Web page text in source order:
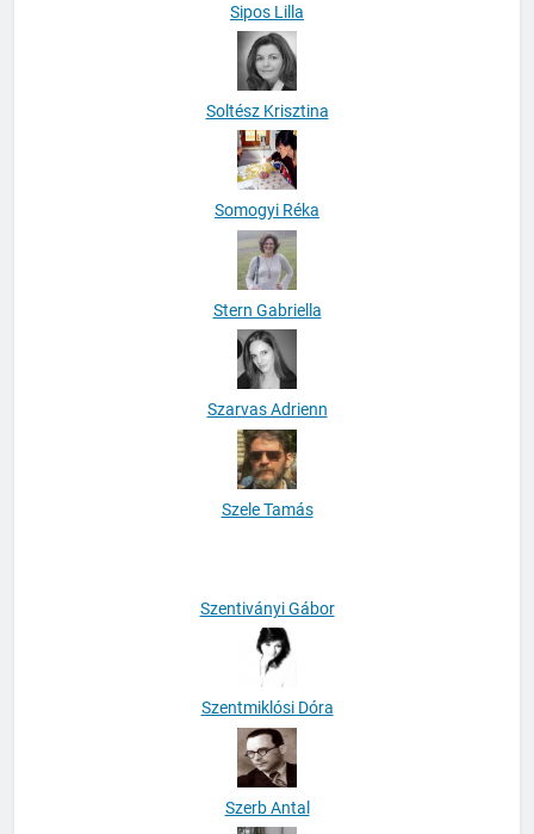
Sipos Lilla
Soltész Krisztina
Somogyi Réka
Stern Gabriella
Szarvas Adrienn
Szele Tamás
Szentmiklósi Dóra
Szerb Antal